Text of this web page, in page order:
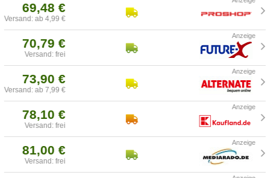
69,48 €
Versand: ab 4,99 €
70,79 €
Versand: frei
73,90 €
Versand: ab 7,99 €
78,10 €
Versand: frei
81,00 €
Versand: frei